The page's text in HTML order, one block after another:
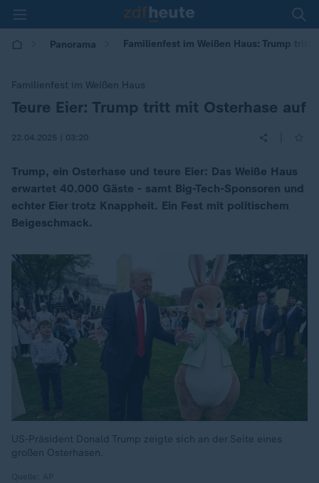
Panorama Familienfest im Weißen Haus: Trump tritt
Familienfest im Weißen Haus
:
Teure Eier: Trump tritt mit Osterhase auf
22.04.2025 | 03:20
Trump, ein Osterhase und teure Eier: Das Weiße Haus
erwartet 40.000 Gäste - samt Big-Tech-Sponsoren und
echter Eier trotz Knappheit. Ein Fest mit politischem
Beigeschmack.
US-Präsident Donald Trump zeigte sich an der Seite eines
großen Osterhasen.